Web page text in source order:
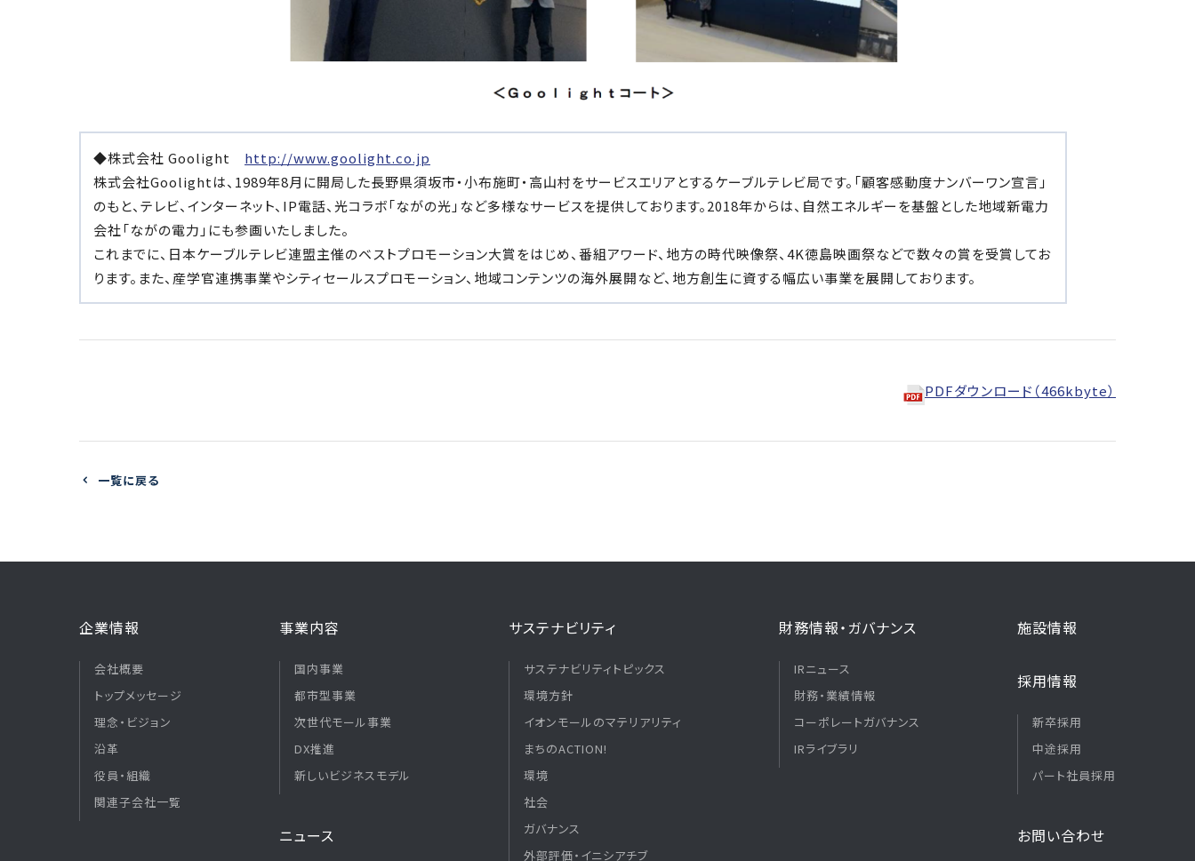
◆株式会社 Goolight http://www.goolight.co.jp
株式会社Goolightは、1989年8月に開局した長野県須坂市・小布施町・高山村をサービスエリアとするケーブルテレビ局です。「顧客感動度ナンバーワン宣言」
のもと、テレビ、インターネット、IP電話、光コラボ「ながの光」など多様なサービスを提供しております。2018年からは、自然エネルギーを基盤とした地域新電力
会社「ながの電力」にも参画いたしました。
これまでに、日本ケーブルテレビ連盟主催のベストプロモーション大賞をはじめ、番組アワード、地方の時代映像祭、4K徳島映画祭などで数々の賞を受賞してお
ります。また、産学官連携事業やシティセールスプロモーション、地域コンテンツの海外展開など、地方創生に資する幅広い事業を展開しております。
PDFダウンロード（466kbyte）
一覧に戻る
企業情報
会社概要
トップメッセージ
理念・ビジョン
沿革
役員・組織
関連子会社一覧
事業内容
国内事業
都市型事業
次世代モール事業
DX推進
新しいビジネスモデル
ニュース
サステナビリティ
サステナビリティトピックス
環境方針
イオンモールのマテリアリティ
まちのACTION!
環境
社会
ガバナンス
外部評価・イニシアチブ
財務情報・ガバナンス
IRニュース
財務・業績情報
コーポレートガバナンス
IRライブラリ
施設情報
採用情報
新卒採用
中途採用
パート社員採用
お問い合わせ